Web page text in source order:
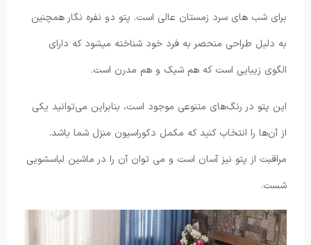
برای شب های سرد زمستان عالی است. پتو دو نفره نگار همچنین
به دلیل طراحی منحصر به فرد خود شناخته میشود که دارای
الگوی زیبایی است که هم شیک و هم مدرن است.
این پتو در رنگ‌های متنوعی موجود است، بنابراین می‌توانید یکی
از آن‌ها را انتخاب کنید که مکمل دکوراسیون منزل شما باشد.
مراقبت از پتو نیز آسان است و می توان آن را در ماشین لباسشویی
شست.